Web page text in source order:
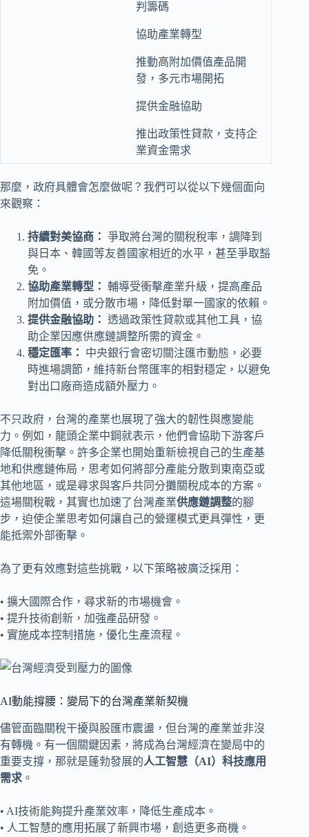
判籌碼
協助產業轉型
推動高附加價值產品開
發，多元市場開拓
提供金融協助
推出政策性貸款，支持企
業資金需求
那麼，政府具體會怎麼做呢？我們可以從以下幾個面向
來觀察：
持續對美協商： 爭取將台灣的關稅稅率，調降到
與日本、韓國等友善國家相近的水平，甚至爭取豁
免。
協助產業轉型： 輔導受衝擊產業升級，提高產品
附加價值，或分散市場，降低對單一國家的依賴。
提供金融協助： 透過政策性貸款或其他工具，協
助企業因應供應鏈調整所需的資金。
穩定匯率：
中央銀行會密切關注匯市動態，必要
時進場調節，維持新台幣匯率的相對穩定，以避免
對出口廠商造成額外壓力。
不只政府，台灣的產業也展現了強大的韌性與應變能
力。例如，龍頭企業中鋼就表示，他們會協助下游客戶
降低關稅衝擊。許多企業也開始重新檢視自己的生產基
地和供應鏈佈局，思考如何將部分產能分散到東南亞或
其他地區，或是尋求與客戶共同分攤關稅成本的方案。
這場關稅戰，其實也加速了台灣產業供應鏈調整的腳
步，迫使企業思考如何讓自己的營運模式更具彈性，更
能抵禦外部衝擊。
為了更有效應對這些挑戰，以下策略被廣泛採用：
• 擴大國際合作，尋求新的市場機會。
• 提升技術創新，加強產品研發。
• 實施成本控制措施，優化生產流程。
AI動能撐腰：變局下的台灣產業新契機
儘管面臨關稅干擾與股匯市震盪，但台灣的產業並非沒
有轉機。有一個關鍵因素，將成為台灣經濟在變局中的
重要支撐，那就是蓬勃發展的人工智慧（AI）科技應用
需求 。
• AI技術能夠提升產業效率，降低生產成本。
• 人工智慧的應用拓展了新興市場，創造更多商機。